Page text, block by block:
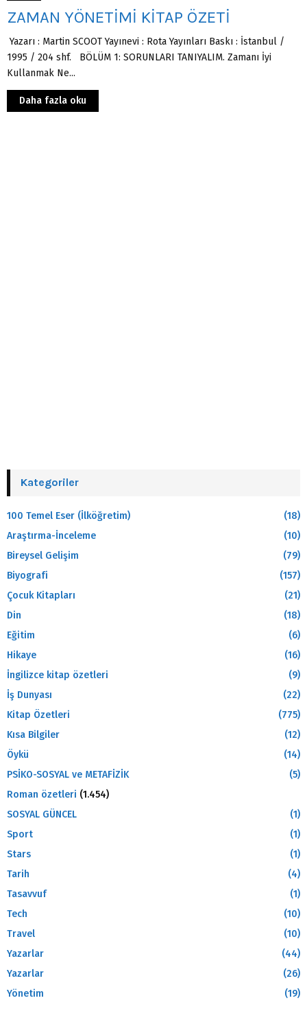
ZAMAN YÖNETİMİ KİTAP ÖZETİ
Yazarı : Martin SCOOT Yayınevi : Rota Yayınları Baskı : İstanbul /
1995 / 204 shf. BÖLÜM 1: SORUNLARI TANIYALIM. Zamanı İyi
Kullanmak Ne...
Daha fazla oku
Kategoriler
100 Temel Eser (İlköğretim)
(18)
Araştırma-İnceleme
(10)
Bireysel Gelişim
(79)
Biyografi
(157)
Çocuk Kitapları
(21)
Din
(18)
Eğitim
(6)
Hikaye
(16)
İngilizce kitap özetleri
(9)
İş Dunyası
(22)
Kitap Özetleri
(775)
Kısa Bilgiler
(12)
Öykü
(14)
PSİKO-SOSYAL ve METAFİZİK
(5)
Roman özetleri (1.454)
SOSYAL GÜNCEL
(1)
Sport
(1)
Stars
(1)
Tarih
(4)
Tasavvuf
(1)
Tech
(10)
Travel
(10)
Yazarlar
(44)
Yazarlar
(26)
Yönetim
(19)